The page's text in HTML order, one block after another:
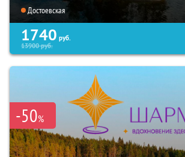
Достоевская
1740 руб.
13900руб.
-50%